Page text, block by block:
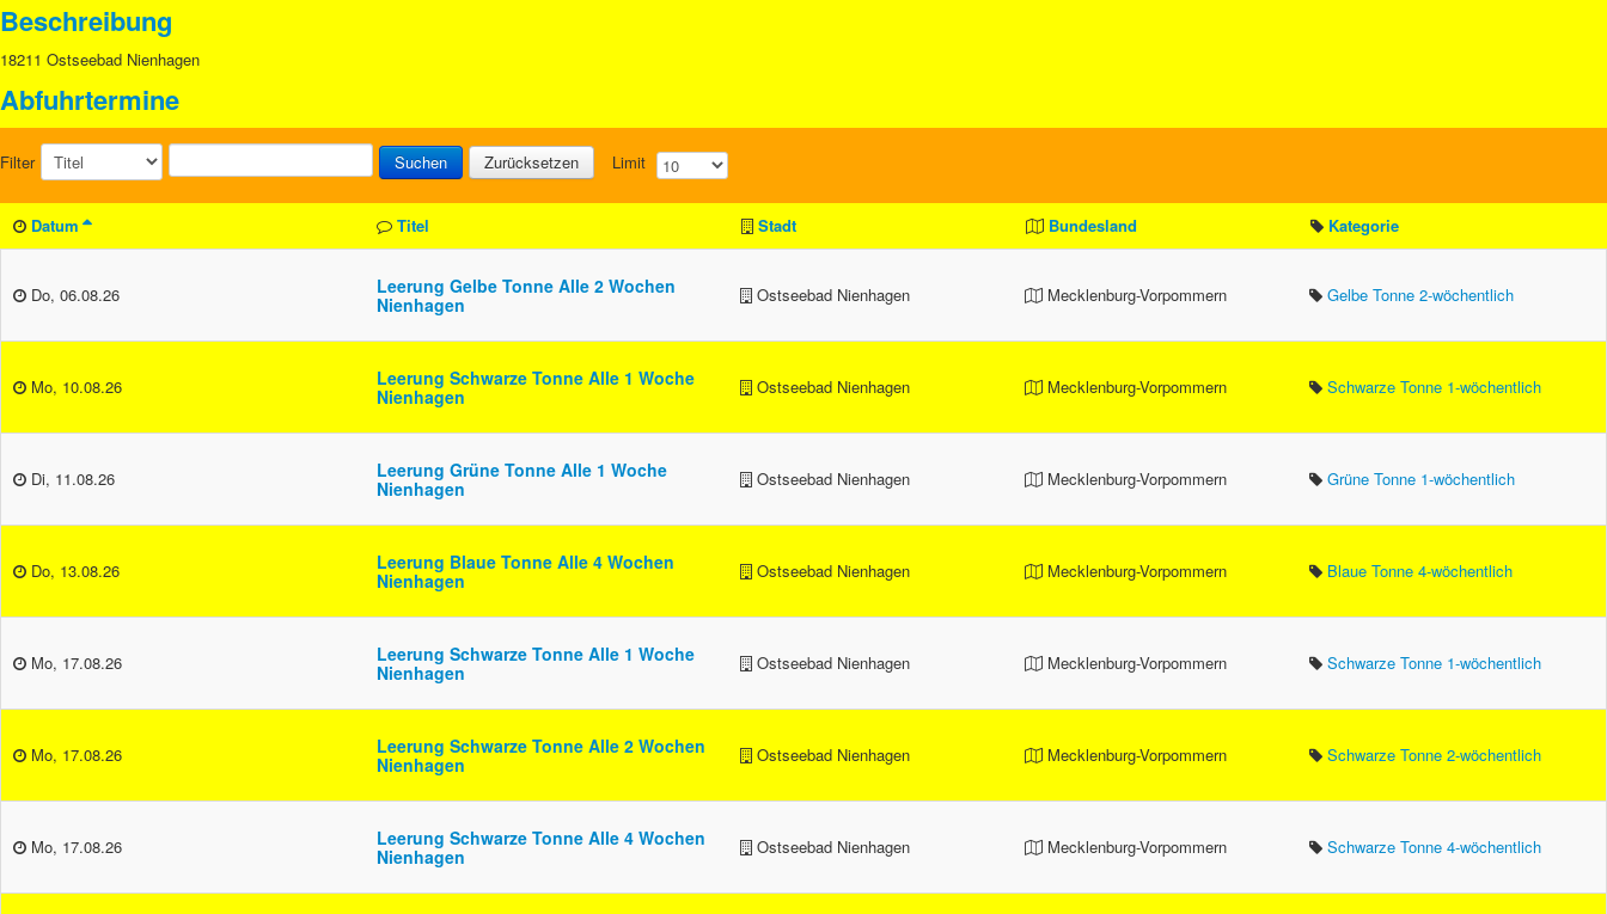
Beschreibung
18211 Ostseebad Nienhagen
Abfuhrtermine
Filter Suchen Zurücksetzen Limit
Datum Titel Stadt Bundesland Kategorie
Do, 06.08.26
Leerung Gelbe Tonne Alle 2 Wochen
Nienhagen
Ostseebad Nienhagen Mecklenburg-Vorpommern Gelbe Tonne 2-wöchentlich
Mo, 10.08.26
Leerung Schwarze Tonne Alle 1 Woche
Nienhagen
Ostseebad Nienhagen Mecklenburg-Vorpommern Schwarze Tonne 1-wöchentlich
Di, 11.08.26
Leerung Grüne Tonne Alle 1 Woche
Nienhagen
Ostseebad Nienhagen Mecklenburg-Vorpommern Grüne Tonne 1-wöchentlich
Do, 13.08.26
Leerung Blaue Tonne Alle 4 Wochen
Nienhagen
Ostseebad Nienhagen Mecklenburg-Vorpommern Blaue Tonne 4-wöchentlich
Mo, 17.08.26
Leerung Schwarze Tonne Alle 1 Woche
Nienhagen
Ostseebad Nienhagen Mecklenburg-Vorpommern Schwarze Tonne 1-wöchentlich
Mo, 17.08.26
Leerung Schwarze Tonne Alle 2 Wochen
Nienhagen
Ostseebad Nienhagen Mecklenburg-Vorpommern Schwarze Tonne 2-wöchentlich
Mo, 17.08.26
Leerung Schwarze Tonne Alle 4 Wochen
Nienhagen
Ostseebad Nienhagen Mecklenburg-Vorpommern Schwarze Tonne 4-wöchentlich